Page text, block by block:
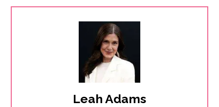
Leah Adams